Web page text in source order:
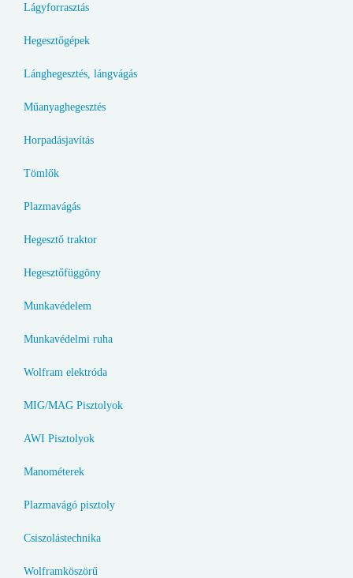
Lágyforrasztás
Hegesztőgépek
Lánghegesztés, lángvágás
Műanyaghegesztés
Horpadásjavítás
Tömlők
Plazmavágás
Hegesztő traktor
Hegesztőfüggöny
Munkavédelem
Munkavédelmi ruha
Wolfram elektróda
MIG/MAG Pisztolyok
AWI Pisztolyok
Manométerek
Plazmavágó pisztoly
Csiszolástechnika
Wolframköszörű